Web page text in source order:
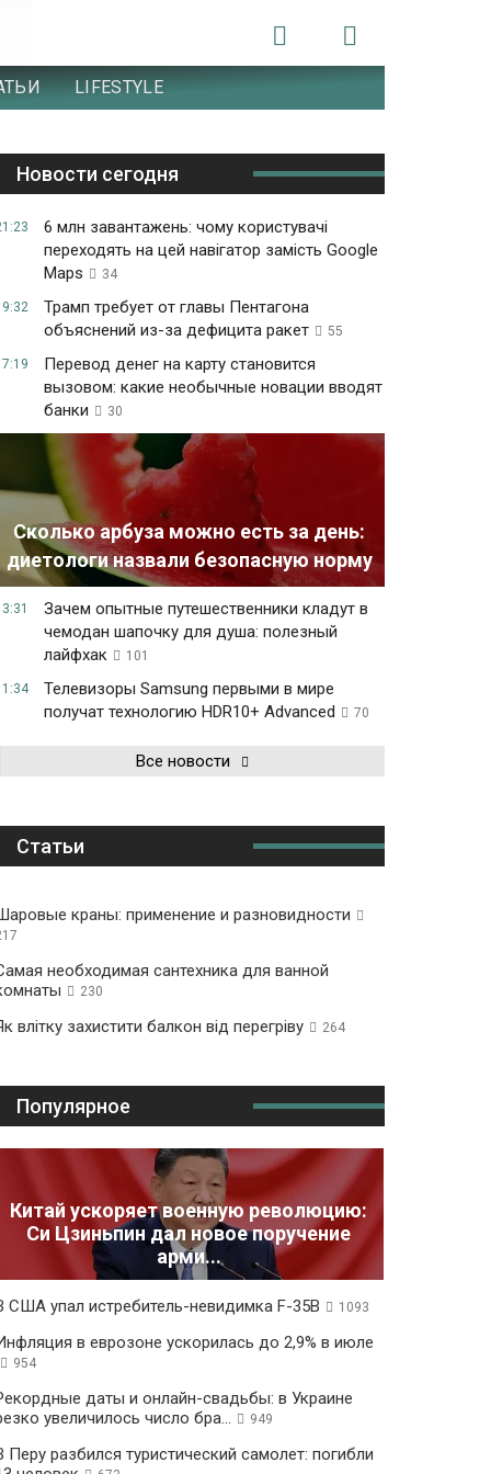
LIFESTYLE
Новости сегодня
6 млн завантажень: чому користувачі
переходять на цей навігатор замість Google
Maps
34
Трамп требует от главы Пентагона
объяснений из-за дефицита ракет
55
Перевод денег на карту становится
вызовом: какие необычные новации вводят
банки
30
Сколько арбуза можно есть за день:
диетологи назвали безопасную норму
Зачем опытные путешественники кладут в
чемодан шапочку для душа: полезный
лайфхак
101
Телевизоры Samsung первыми в мире
получат технологию HDR10+ Advanced
70
Все новости
Статьи
краны: применение и разновидности
необходимая сантехника для ванной
230
влітку захистити балкон від перегріву 264
Популярное
Китай ускоряет военную революцию:
Си Цзиньпин дал новое поручение
арми...
США упал истребитель-невидимка F-35B 1093
в еврозоне ускорилась до 2,9% в июле
954
даты и онлайн-свадьбы: в Украине
увеличилось число бра...
949
Перу разбился туристический самолет: погибли